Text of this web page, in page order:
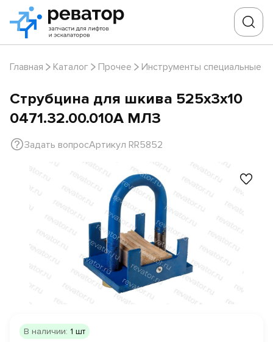
Главная Каталог Прочее Инструменты специальные
Струбцина для шкива 525х3х10
0471.32.00.010А МЛЗ
Задать вопросАртикул RR5852
В наличии: 1 шт